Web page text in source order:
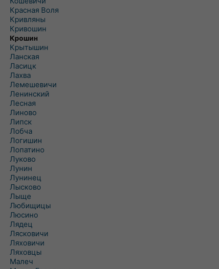
Красная Воля
Кривляны
Кривошин
Крошин
Крытышин
Ланская
Ласицк
Лахва
Лемешевичи
Ленинский
Лесная
Линово
Липск
Лобча
Логишин
Лопатино
Луково
Лунин
Лунинец
Лысково
Лыще
Любищицы
Люсино
Лядец
Лясковичи
Ляховичи
Ляховцы
Малеч